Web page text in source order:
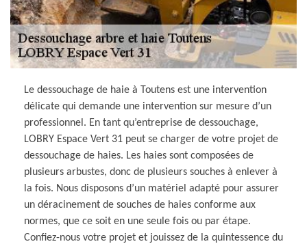
Le dessouchage de haie à Toutens est une intervention
délicate qui demande une intervention sur mesure d’un
professionnel. En tant qu’entreprise de dessouchage,
LOBRY Espace Vert 31 peut se charger de votre projet de
dessouchage de haies. Les haies sont composées de
plusieurs arbustes, donc de plusieurs souches à enlever à
la fois. Nous disposons d’un matériel adapté pour assurer
un déracinement de souches de haies conforme aux
normes, que ce soit en une seule fois ou par étape.
Confiez-nous votre projet et jouissez de la quintessence du